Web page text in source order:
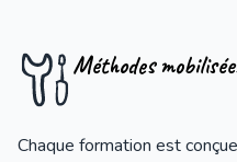
Méthodes
Chaque formation est